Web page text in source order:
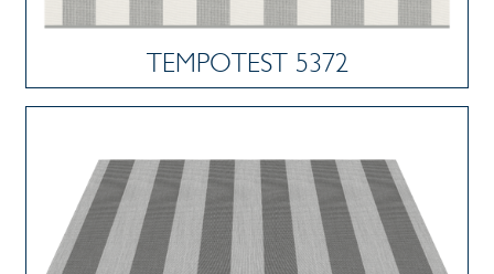
TEMPOTEST 5372